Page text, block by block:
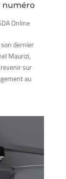
numéro
Online
dernier
Maurizi,
sur
au